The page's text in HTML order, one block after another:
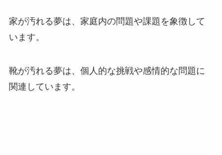
家が汚れる夢は、家庭内の問題や課題を象徴して
います。
靴が汚れる夢は、個人的な挑戦や感情的な問題に
関連しています。